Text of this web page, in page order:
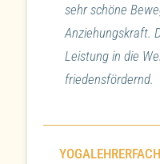
sehr schöne
Anziehungskraft.
Leistung in die
friedensfördernd.